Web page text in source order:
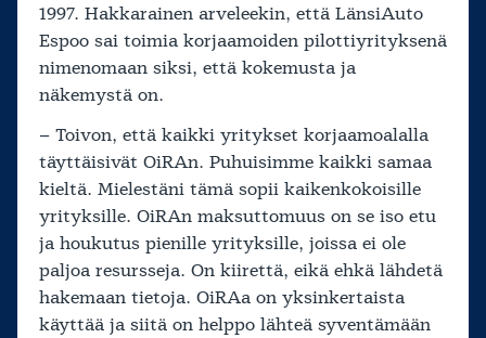
1997. Hakkarainen arveleekin, että LänsiAuto
Espoo sai toimia korjaamoiden pilottiyrityksenä
nimenomaan siksi, että kokemusta ja
näkemystä on.
– Toivon, että kaikki yritykset korjaamoalalla
täyttäisivät OiRAn. Puhuisimme kaikki samaa
kieltä. Mielestäni tämä sopii kaikenkokoisille
yrityksille. OiRAn maksuttomuus on se iso etu
ja houkutus pienille yrityksille, joissa ei ole
paljoa resursseja. On kiirettä, eikä ehkä lähdetä
hakemaan tietoja. OiRAa on yksinkertaista
käyttää ja siitä on helppo lähteä syventämään